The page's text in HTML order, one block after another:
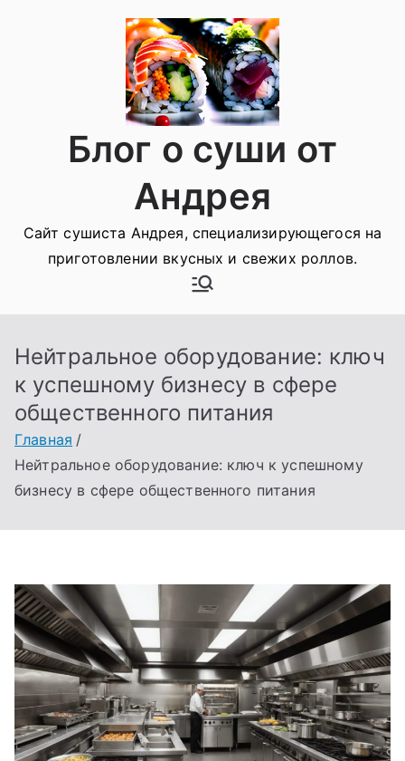
Блог о суши от
Андрея
Сайт сушиста Андрея, специализирующегося на
приготовлении вкусных и свежих роллов.
Нейтральное оборудование: ключ
к успешному бизнесу в сфере
общественного питания
Главная
Нейтральное оборудование: ключ к успешному
бизнесу в сфере общественного питания